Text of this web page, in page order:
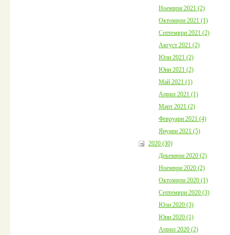
Ноември 2021 (2)
Октомври 2021 (1)
Септември 2021 (2)
Август 2021 (2)
Юли 2021 (2)
Юни 2021 (2)
Май 2021 (1)
Април 2021 (1)
Март 2021 (2)
Февруари 2021 (4)
Януари 2021 (5)
2020 (30)
Декември 2020 (2)
Ноември 2020 (2)
Октомври 2020 (1)
Септември 2020 (3)
Юли 2020 (3)
Юни 2020 (1)
Април 2020 (2)